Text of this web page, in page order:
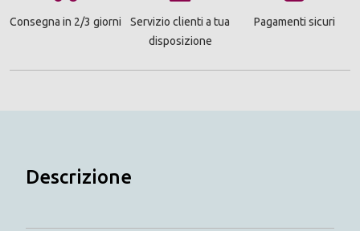
Consegna in 2/3 giorni
Servizio clienti a tua
disposizione
Pagamenti sicuri
Descrizione